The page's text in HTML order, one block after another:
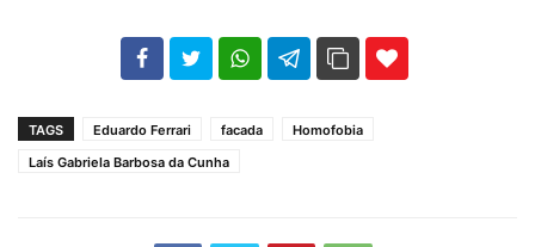
102 35
TAGS Eduardo Ferrari facada
Homofobia
Laís Gabriela Barbosa da Cunha